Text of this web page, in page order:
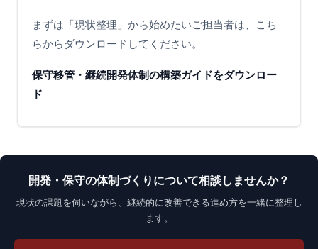
まずは「現状整理」から始めたいご担当者は、こち
らからダウンロードしてください。
保守移管・継続開発体制の構築ガイドをダウンロー
ド
開発・保守の体制づくりについて相談しませんか？
現状の課題を伺いながら、継続的に改善できる進め方を一緒に整理し
ます。